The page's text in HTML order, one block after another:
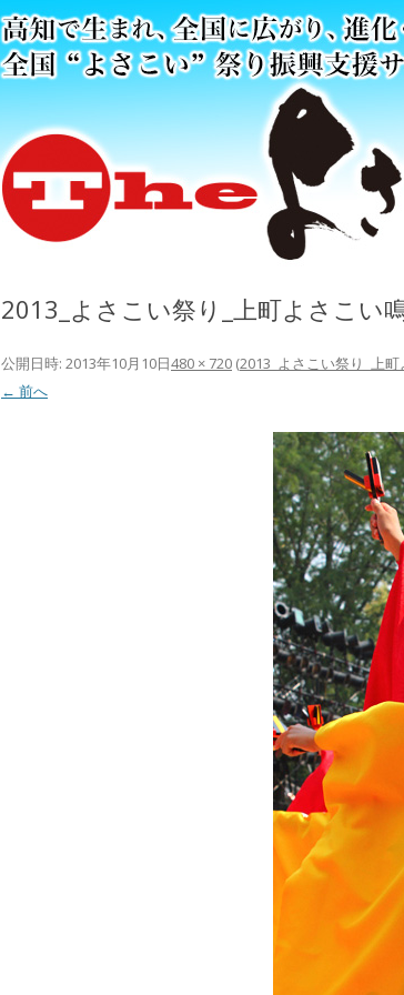
2013_よさこい祭り_上町よさこい
公開日時: 2013年10月10日480 × 720 (2013_よさこい祭り_上
← 前へ